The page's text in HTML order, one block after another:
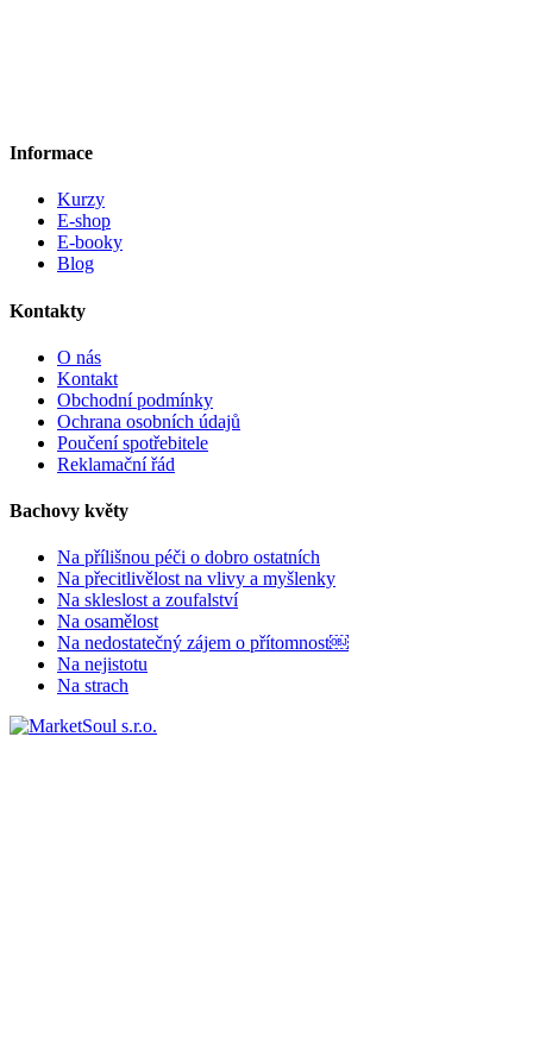
Informace
Kurzy
E-shop
E-booky
Blog
Kontakty
O nás
Kontakt
Obchodní podmínky
Ochrana osobních údajů
Poučení spotřebitele
Reklamační řád
Bachovy květy
Na přílišnou péči o dobro ostatních
Na přecitlivělost na vlivy a myšlenky
Na skleslost a zoufalství
Na osamělost
Na nedostatečný zájem o přítomnost￼
Na nejistotu
Na strach